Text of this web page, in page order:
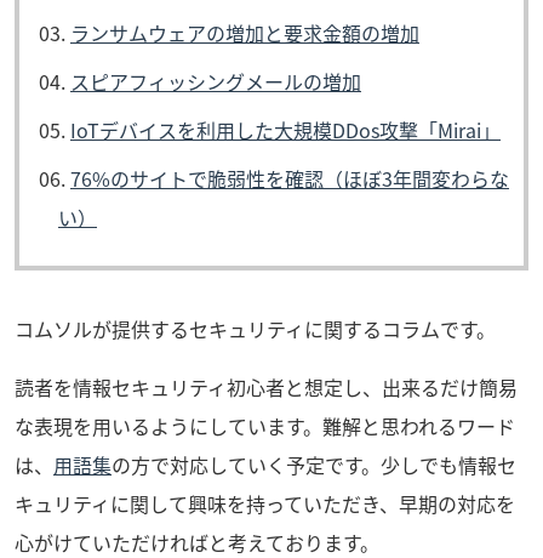
ランサムウェアの増加と要求金額の増加
スピアフィッシングメールの増加
IoTデバイスを利用した大規模DDos攻撃「Mirai」
76%のサイトで脆弱性を確認（ほぼ3年間変わらな
い）
コムソルが提供するセキュリティに関するコラムです。
読者を情報セキュリティ初心者と想定し、出来るだけ簡易
な表現を用いるようにしています。難解と思われるワード
は、 用語集の方で対応していく予定です。少しでも情報セ
キュリティに関して興味を持っていただき、早期の対応を
心がけていただければと考えております。